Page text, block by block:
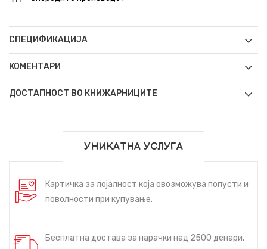
СПЕЦИФИКАЦИЈА
КОМЕНТАРИ
ДОСТАПНОСТ ВО КНИЖАРНИЦИТЕ
УНИКАТНА УСЛУГА
Картичка за лојалност која овозможува попусти и
поволности при купување.
Бесплатна достава за нарачки над 2500 денари.